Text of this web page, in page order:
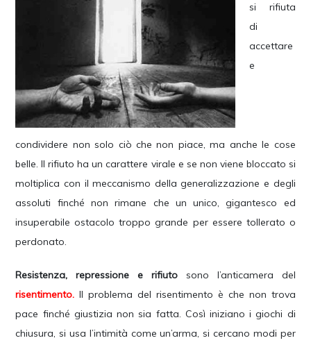
si rifiuta
di
accettare
e
condividere non solo ciò che non piace, ma anche le cose
belle. Il rifiuto ha un carattere virale e se non viene bloccato si
moltiplica con il meccanismo della generalizzazione e degli
assoluti finché non rimane che un unico, gigantesco ed
insuperabile ostacolo troppo grande per essere tollerato o
perdonato.
Resistenza, repressione e rifiuto sono l’anticamera del
risentimento. Il problema del risentimento è che non trova
pace finché giustizia non sia fatta. Così iniziano i giochi di
chiusura, si usa l’intimità come un’arma, si cercano modi per